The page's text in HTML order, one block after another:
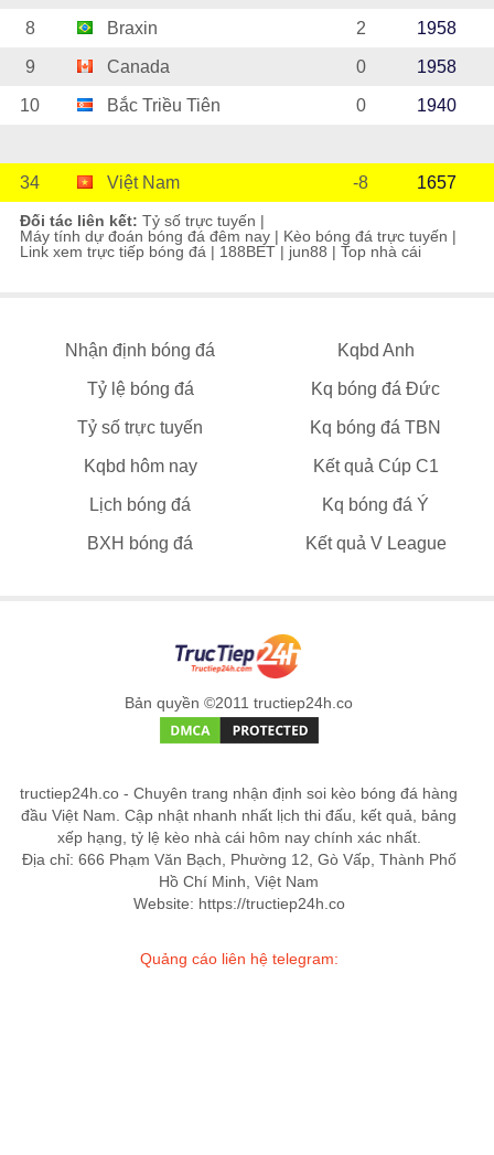
8 Braxin 2 1958
9 Canada 0 1958
10 Bắc Triều Tiên 0 1940
34 Việt Nam -8 1657
Đối tác liên kết: Tỷ số trực tuyến |
Máy tính dự đoán bóng đá đêm nay | Kèo bóng đá trực tuyến |
Link xem trực tiếp bóng đá | 188BET | jun88 | Top nhà cái
Nhận định bóng đá Kqbd Anh
Tỷ lệ bóng đá Kq bóng đá Đức
Tỷ số trực tuyến Kq bóng đá TBN
Kqbd hôm nay Kết quả Cúp C1
Lịch bóng đá Kq bóng đá Ý
BXH bóng đá Kết quả V League
Bản quyền ©2011 tructiep24h.co
tructiep24h.co - Chuyên trang nhận định soi kèo bóng đá hàng
đầu Việt Nam. Cập nhật nhanh nhất lịch thi đấu, kết quả, bảng
xếp hạng, tỷ lệ kèo nhà cái hôm nay chính xác nhất.
Địa chỉ: 666 Phạm Văn Bạch, Phường 12, Gò Vấp, Thành Phố
Hồ Chí Minh, Việt Nam
Website: https://tructiep24h.co
Quảng cáo liên hệ telegram: